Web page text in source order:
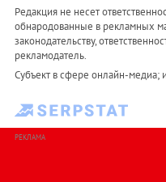
Редакция не несет
обнародованные в рекламных
законодательству,
рекламодатель.
Субъект в сфере онлайн-медиа;
РЕКЛАМА